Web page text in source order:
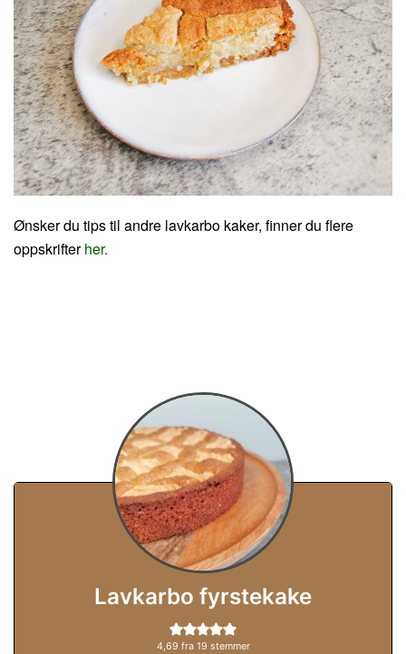
Ønsker du tips til andre lavkarbo kaker, finner du flere
oppskrifterher.
Lavkarbo fyrstekake
4,69 fra 19 stemmer